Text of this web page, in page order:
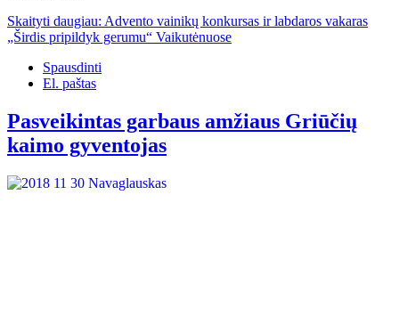
Skaityti daugiau: Advento vainikų konkursas ir labdaros vakaras
„Širdis pripildyk gerumu“ Vaikutėnuose
Spausdinti
El. paštas
Pasveikintas garbaus amžiaus Griūčių
kaimo gyventojas